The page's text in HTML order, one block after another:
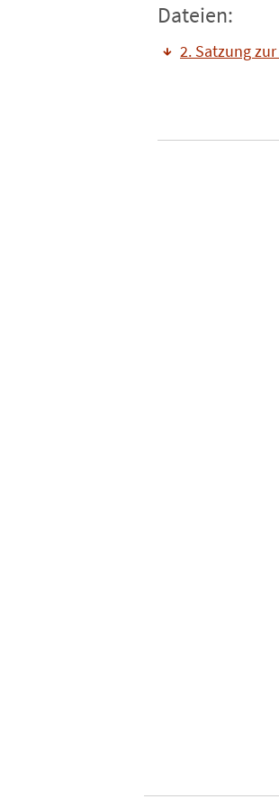
Dateien:
2. Satzung